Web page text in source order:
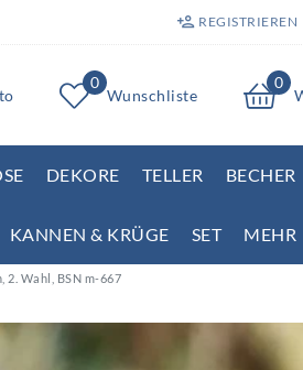
REGISTRIEREN
0
Wunschliste
0
DEKORE TELLER BECHER
KANNEN & KRÜGE SET MEHR
2. Wahl, BSN m-667